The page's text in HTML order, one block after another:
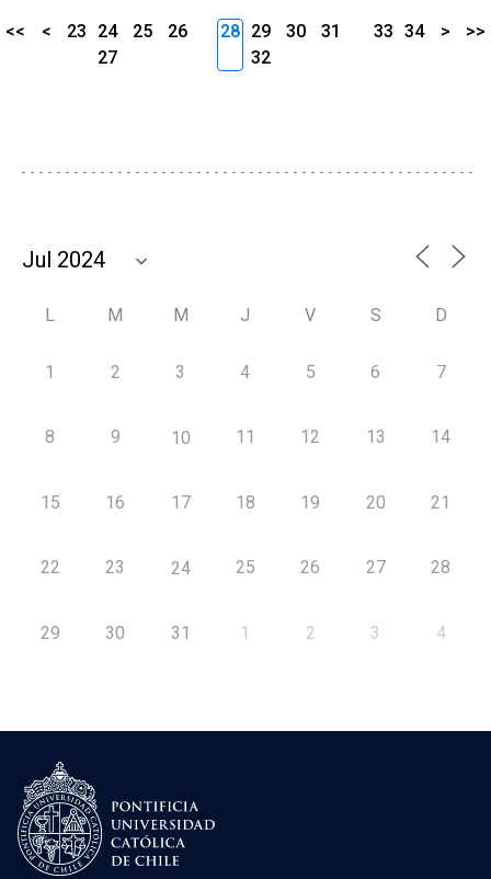
<< < 23 24 25
26
27
28 29 30
31
32
33 34 > >>
L M M J V S D
1 2 3 4 5 6 7
8 9 10 11 12 13 14
15 16 17 18 19 20 21
22 23 24 25 26 27 28
29 30 31 1 2 3 4